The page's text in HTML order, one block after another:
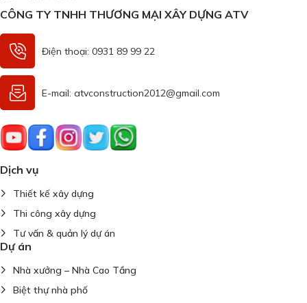
CÔNG TY TNHH THƯƠNG MẠI XÂY DỰNG ATV
Điện thoại: 0931 89 99 22
E-mail: atvconstruction2012@gmail.com
Dịch vụ
Thiết kế xây dựng
Thi công xây dựng
Tư vấn & quản lý dự án
Dự án
Nhà xưởng – Nhà Cao Tầng
Biệt thự nhà phố